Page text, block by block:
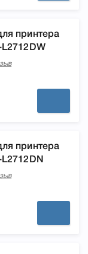
принтера
принтера